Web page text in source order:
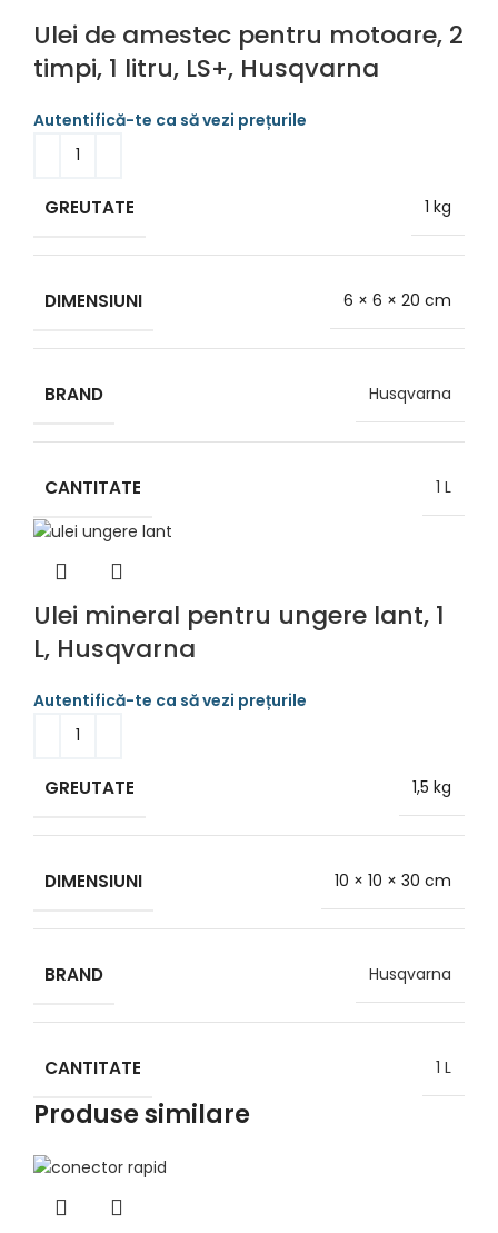
Ulei de amestec pentru motoare, 2
timpi, 1 litru, LS+, Husqvarna
GREUTATE 1 kg
DIMENSIUNI 6 × 6 × 20 cm
BRAND Husqvarna
CANTITATE 1 L
Ulei mineral pentru ungere lant, 1
L, Husqvarna
GREUTATE 1,5 kg
DIMENSIUNI 10 × 10 × 30 cm
BRAND Husqvarna
CANTITATE 1 L
Produse similare